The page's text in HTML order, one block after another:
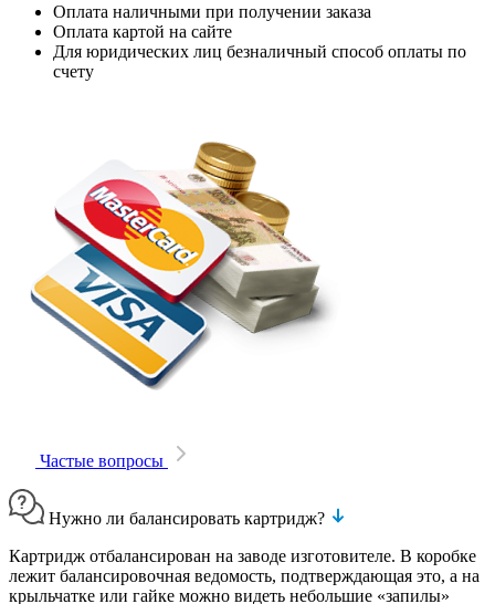
Оплата наличными при получении заказа
Оплата картой на сайте
Для юридических лиц безналичный способ оплаты по
счету
Частые вопросы
Нужно ли балансировать картридж?
Картридж отбалансирован на заводе изготовителе. В коробке
лежит балансировочная ведомость, подтверждающая это, а на
крыльчатке или гайке можно видеть небольшие «запилы»